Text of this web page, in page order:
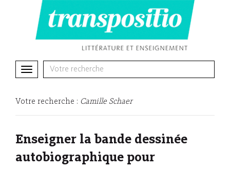
Toggle
Votre recherche : Camille Schaer
Enseigner la bande dessinée
autobiographique pour